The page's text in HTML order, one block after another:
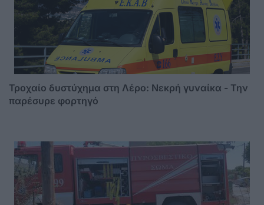
Τροχαίο δυστύχημα στη Λέρο: Νεκρή γυναίκα - Την
παρέσυρε φορτηγό